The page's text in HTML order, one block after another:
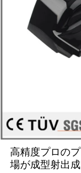
高精度プロの
場が成型射出